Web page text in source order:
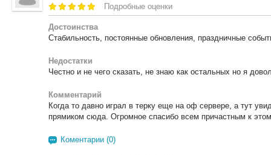
Подробные оценки
Достоинства
Стабильность, постоянные обновления, праздничные
Недостатки
Честно и не чего сказать, не знаю как остальных но я
Комментарий
Когда то давно играл в терку еще на оф сервере, а тут
прямиком сюда. Огромное спасибо всем причастным к
Коментарии (0)